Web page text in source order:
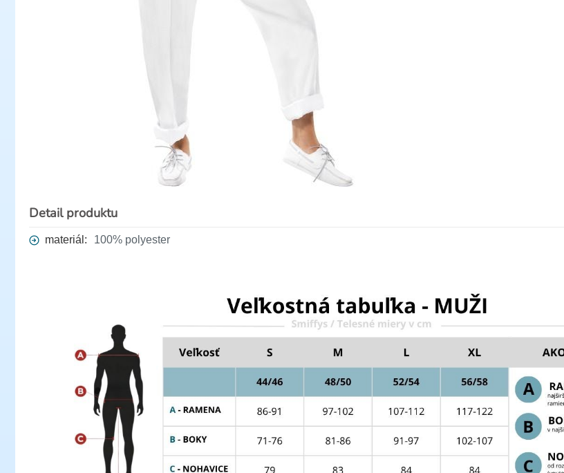
Detail produktu
materiál: 100% polyester